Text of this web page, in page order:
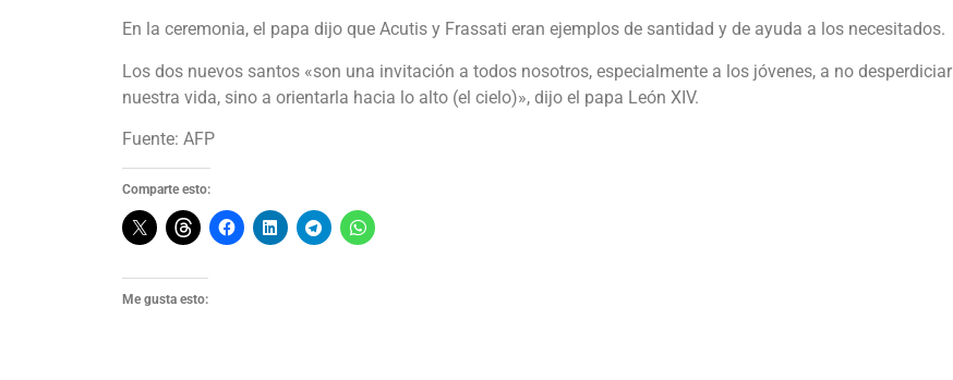
En la ceremonia, el papa dijo que Acutis y Frassati eran ejemplos de santidad y de ayuda a los necesitados.‎‎
Los dos nuevos santos «son una invitación a todos nosotros, especialmente a los jóvenes, a no desperdiciar
nuestra vida, sino a orientarla hacia lo alto (el cielo)», dijo el papa León XIV.‎
Fuente: AFP
Comparte esto:
Me gusta esto: